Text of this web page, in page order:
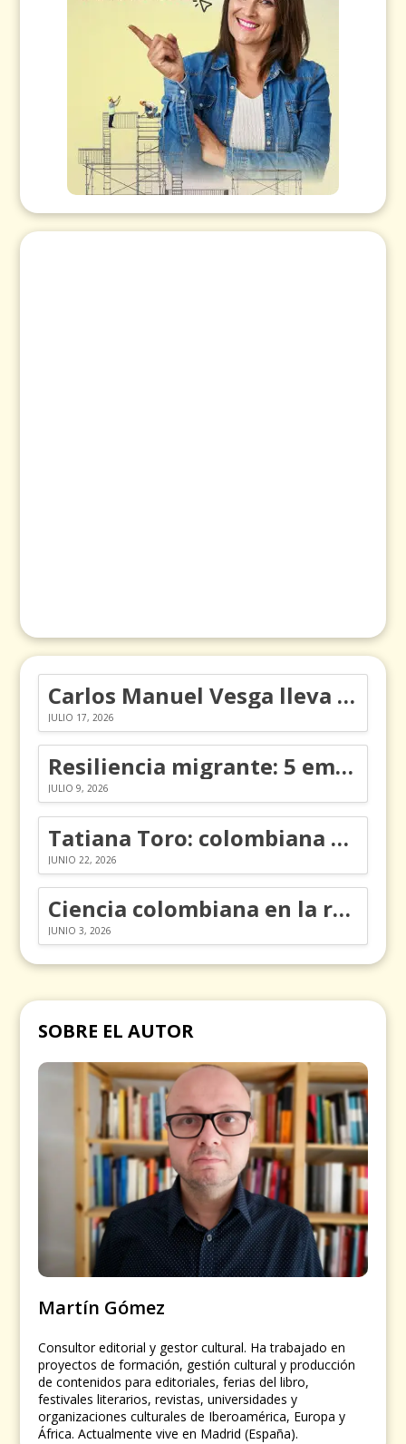
Carlos Manuel Vesga lleva el nombre de Colombia a los Emmy
JULIO 17, 2026
Resiliencia migrante: 5 emociones y cómo gestionarlas
JULIO 9, 2026
Tatiana Toro: colombiana que cambió la historia de las matemáticas
JUNIO 22, 2026
Ciencia colombiana en la revolución de los órganos en chips
JUNIO 3, 2026
SOBRE EL AUTOR
Martín Gómez
Consultor editorial y gestor cultural. Ha trabajado en
proyectos de formación, gestión cultural y producción
de contenidos para editoriales, ferias del libro,
festivales literarios, revistas, universidades y
organizaciones culturales de Iberoamérica, Europa y
África. Actualmente vive en Madrid (España).